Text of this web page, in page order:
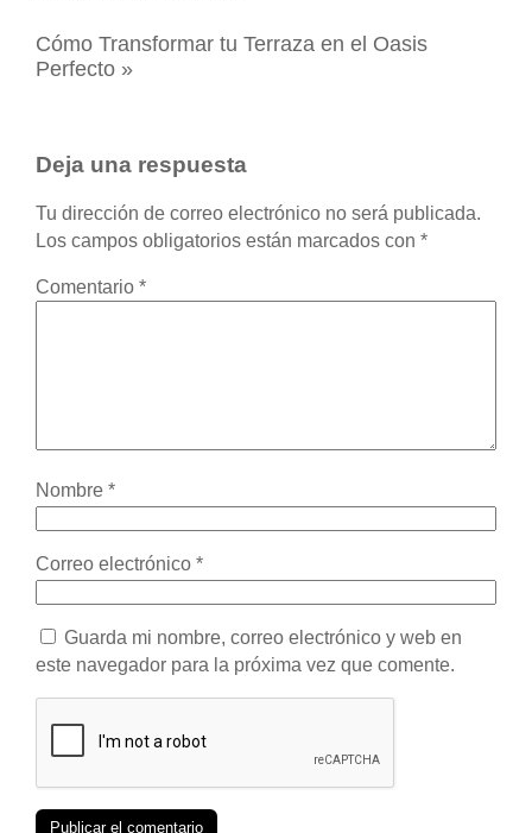
Cómo Transformar tu Terraza en el Oasis
Perfecto »
Deja una respuesta
Tu dirección de correo electrónico no será publicada.
Los campos obligatorios están marcados con *
Comentario *
Nombre *
Correo electrónico *
Guarda mi nombre, correo electrónico y web en
este navegador para la próxima vez que comente.